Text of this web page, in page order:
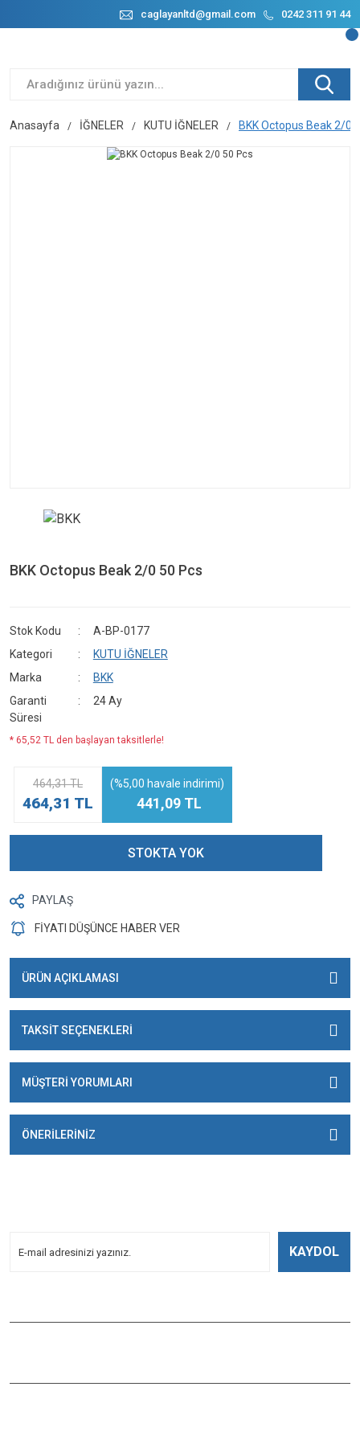
caglayanltd@gmail.com 0242 311 91 44
Anasayfa İĞNELER KUTU İĞNELER BKK Octopus Beak 2/0
BKK Octopus Beak 2/0 50 Pcs
Stok Kodu
A-BP-0177
Kategori
KUTU İĞNELER
Marka
BKK
Garanti
Süresi
24 Ay
* 65,52 TL den başlayan taksitlerle!
464,31 TL
464,31 TL
(%5,00 havale indirimi)
441,09 TL
STOKTA YOK
PAYLAŞ
FİYATI DÜŞÜNCE HABER VER
ÜRÜN AÇIKLAMASI
TAKSİT SEÇENEKLERİ
MÜŞTERİ YORUMLARI
ÖNERİLERİNİZ
KAYDOL